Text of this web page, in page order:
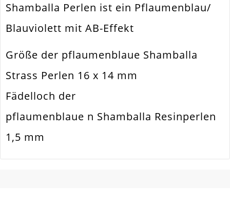
Ausführung Mit AB-Effekt
Menge 1 Stück
Shamballa Perlen ist ein Pflaumenblau/
Blauviolett mit AB-Effekt
Größe der pflaumenblaue Shamballa
Strass Perlen 16 x 14 mm
Fädelloch der
pflaumenblaue n Shamballa Resinperlen
1,5 mm